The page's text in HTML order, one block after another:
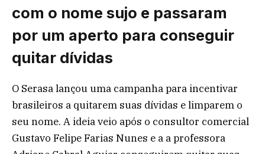
com o nome sujo e passaram
por um aperto para conseguir
quitar dívidas
O Serasa lançou uma campanha para incentivar
brasileiros a quitarem suas dívidas e limparem o
seu nome. A ideia veio após o consultor comercial
Gustavo Felipe Farias Nunes e a a professora